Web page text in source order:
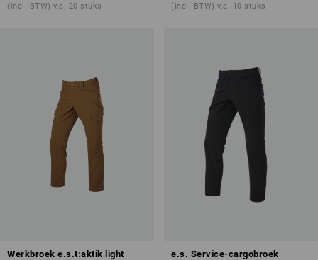
(incl. BTW) v.a. 20 stuks (incl. BTW) v.a. 10 stuks
Werkbroek e.s.t:aktik light
e.s. Service-cargobroek